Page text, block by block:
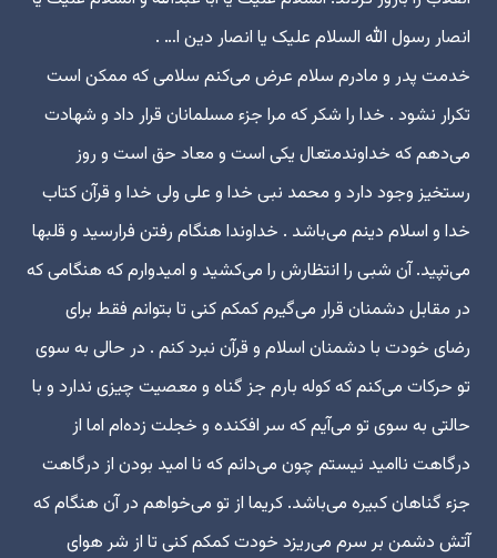
انصار رسول الله السلام علیک یا انصار دین ا… .
خدمت پدر و مادرم سلام عرض می‌کنم سلامی که ممکن است
تکرار نشود . خدا را شکر که مرا جزء مسلمانان قرار داد و شهادت
می‌دهم که خداوندمتعال یکی است و معاد حق است و روز
رستخیز وجود دارد و محمد نبی خدا و علی ولی خدا و قرآن کتاب
خدا و اسلام دینم می‌باشد . خداوندا هنگام رفتن فرارسید و قلبها
می‌تپید. آن شبی را انتظارش را می‌کشید و امیدوارم که هنگامی که
در مقابل دشمنان قرار می‌گیرم کمکم کنی تا بتوانم فقط برای
رضای خودت با دشمنان اسلام و قرآن نبرد کنم . در حالی به سوی
تو حرکات می‌کنم که کوله بارم جز گناه و معصیت چیزی ندارد و با
حالتی به سوی تو می‌آیم که سر افکنده و خجلت زده‌ام اما از
درگاهت ناامید نیستم چون می‌دانم که نا امید بودن از درگاهت
جزء گناهان کبیره می‌باشد. کریما از تو می‌خواهم در آن هنگام که
آتش دشمن بر سرم می‌ریزد خودت کمکم کنی تا از شر هوای